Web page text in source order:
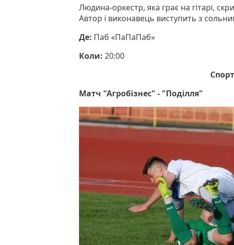
Людина-оркестр, яка грає на гітарі,
Автор і виконавець виступить з
Де: Паб «ПаПаПаб»
Коли: 20:00
Спорт
Матч "Агробізнес" - "Поділля"